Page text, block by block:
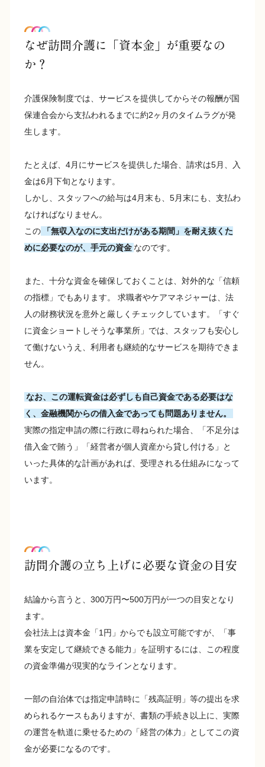
なぜ訪問介護に「資本金」が重要なの
か？
介護保険制度では、サービスを提供してからその報酬が国
保連合会から支払われるまでに約2ヶ月のタイムラグが発
生します。
たとえば、4月にサービスを提供した場合、請求は5月、入
金は6月下旬となります。
しかし、スタッフへの給与は4月末も、5月末にも、支払わ
なければなりません。
この
「無収入なのに支出だけがある期間」を耐え抜くた
めに必要なのが、手元の資金 なのです。
また、十分な資金を確保しておくことは、対外的な「信頼
の指標」でもあります。 求職者やケアマネジャーは、法
人の財務状況を意外と厳しくチェックしています。「すぐ
に資金ショートしそうな事業所」では、スタッフも安心し
て働けないうえ、利用者も継続的なサービスを期待できま
せん。
なお、この運転資金は必ずしも自己資金である必要はな
く、金融機関からの借入金であっても問題ありません。
実際の指定申請の際に行政に尋ねられた場合、「不足分は
借入金で賄う」「経営者が個人資産から貸し付ける」と
いった具体的な計画があれば、受理される仕組みになって
います。
訪問介護の立ち上げに必要な資金の目安
結論から言うと、300万円〜500万円が一つの目安となり
ます。
会社法上は資本金「1円」からでも設立可能ですが、「事
業を安定して継続できる能力」を証明するには、この程度
の資金準備が現実的なラインとなります。
一部の自治体では指定申請時に「残高証明」等の提出を求
められるケースもありますが、書類の手続き以上に、実際
の運営を軌道に乗せるための「経営の体力」としてこの資
金が必要になるのです。